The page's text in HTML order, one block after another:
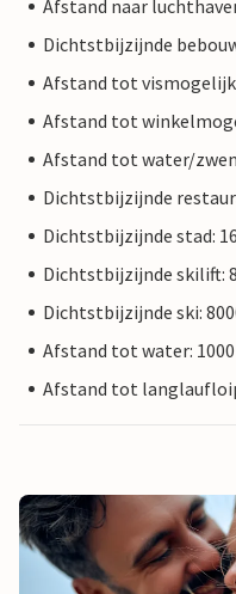
Afstand naar
Dichtstbijzijnde
Afstand tot
Afstand tot
Afstand tot water/
Dichtstbijzijnde
Dichtstbijzijnde stad:
Dichtstbijzijnde skilift:
Dichtstbijzijnde ski:
Afstand tot water:
Afstand tot